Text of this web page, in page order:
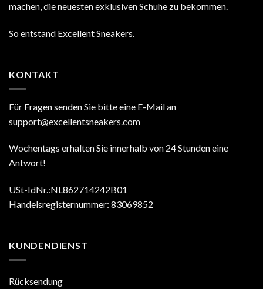
machen, die neuesten exklusiven Schuhe zu bekommen.
So entstand Excellent Sneakers.
KONTAKT
Für Fragen senden Sie bitte eine E-Mail an
support@excellentsneakers.com
Wochentags erhalten Sie innerhalb von 24 Stunden eine
Antwort!
USt-IdNr.:NL862714242B01
Handelsregisternummer: 83069852
KUNDENDIENST
Rücksendung